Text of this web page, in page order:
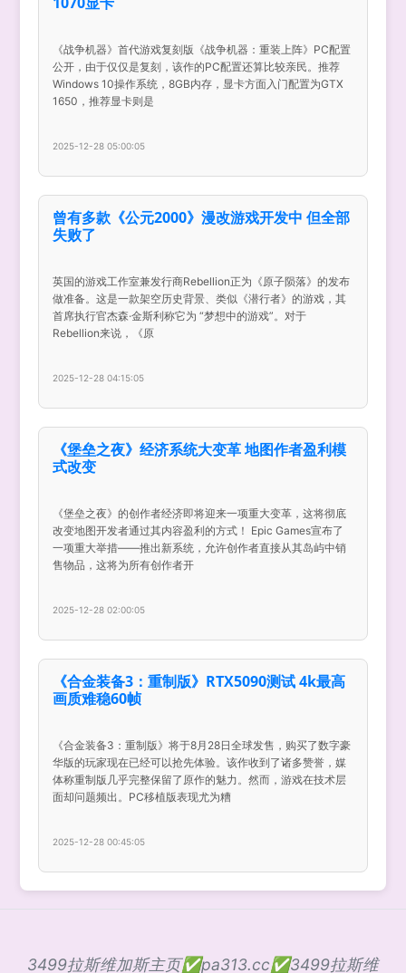
《战争机器》首代游戏复刻版《战争机器：重装上阵》PC配置
公开，由于仅仅是复刻，该作的PC配置还算比较亲民。推荐
Windows 10操作系统，8GB内存，显卡方面入门配置为GTX
1650，推荐显卡则是
2025-12-28 05:00:05
曾有多款《公元2000》漫改游戏开发中 但全部
失败了
英国的游戏工作室兼发行商Rebellion正为《原子陨落》的发布
做准备。这是一款架空历史背景、类似《潜行者》的游戏，其
首席执行官杰森·金斯利称它为 “梦想中的游戏”。对于
Rebellion来说，《原
2025-12-28 04:15:05
《堡垒之夜》经济系统大变革 地图作者盈利模
式改变
《堡垒之夜》的创作者经济即将迎来一项重大变革，这将彻底
改变地图开发者通过其内容盈利的方式！ Epic Games宣布了
一项重大举措——推出新系统，允许创作者直接从其岛屿中销
售物品，这将为所有创作者开
2025-12-28 02:00:05
《合金装备3：重制版》RTX5090测试 4k最高
画质难稳60帧
《合金装备3：重制版》将于8月28日全球发售，购买了数字豪
华版的玩家现在已经可以抢先体验。该作收到了诸多赞誉，媒
体称重制版几乎完整保留了原作的魅力。然而，游戏在技术层
面却问题频出。PC移植版表现尤为糟
2025-12-28 00:45:05
3499拉斯维加斯主页✅pa313.cc✅3499拉斯维